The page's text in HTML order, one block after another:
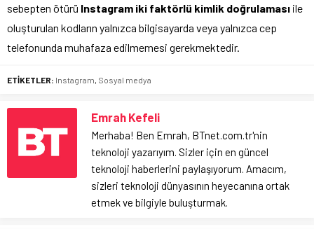
sebepten ötürü Instagram iki faktörlü kimlik doğrulaması ile
oluşturulan kodların yalnızca bilgisayarda veya yalnızca cep
telefonunda muhafaza edilmemesi gerekmektedir.
ETİKETLER: Instagram Sosyal medya
Emrah Kefeli
Merhaba! Ben Emrah, BTnet.com.tr'nin
teknoloji yazarıyım. Sizler için en güncel
teknoloji haberlerini paylaşıyorum. Amacım,
sizleri teknoloji dünyasının heyecanına ortak
etmek ve bilgiyle buluşturmak.